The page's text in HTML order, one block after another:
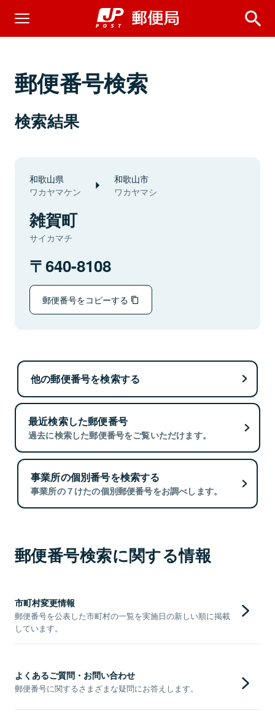
郵便番号検索
検索結果
和歌山県
ワカヤマケン
和歌山市
ワカヤマシ
雑賀町
サイカマチ
640-8108
郵便番号をコピーする
他の郵便番号を検索する
最近検索した郵便番号
過去に検索した郵便番号をご覧いただけます。
事業所の個別番号を検索する
事業所の７けたの個別郵便番号をお調べします。
郵便番号検索に関する情報
市町村変更情報
郵便番号を公表した市町村の一覧を実施日の新しい順に掲載
しています。
よくあるご質問・お問い合わせ
郵便番号に関するさまざまな疑問にお答えします。